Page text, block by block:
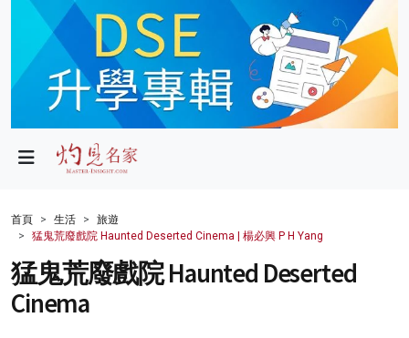
政局
財經
生活
健康
首頁 生活
旅遊
猛鬼荒廢戲院 Haunted Deserted Cinema | 楊必興 P H Yang
猛鬼荒廢戲院 Haunted Deserted
Cinema